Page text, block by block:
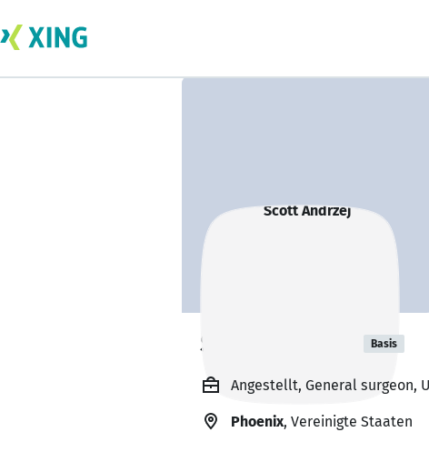
Scott Andrzej Basis
Angestellt, General surgeon,
Phoenix, Vereinigte Staaten